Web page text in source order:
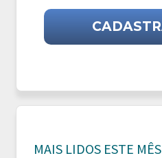
MAIS LIDOS ESTE MÊS